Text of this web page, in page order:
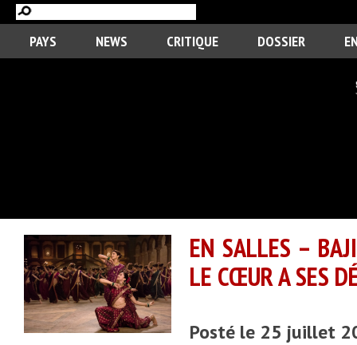
PAYS NEWS CRITIQUE DOSSIER
EN SALLES –
LE CŒUR A SES
Posté le 25 juillet